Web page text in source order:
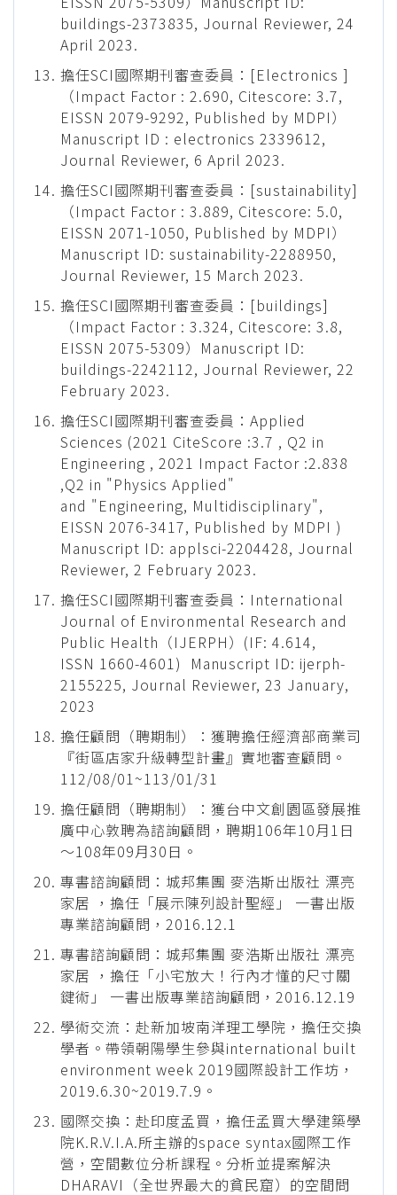
buildings-2373835, Journal Reviewer, 24
April 2023.
擔任SCI國際期刊審查委員：[Electronics ]
（Impact Factor : 2.690, Citescore: 3.7,
EISSN 2079-9292, Published by MDPI）
Manuscript ID : electronics 2339612,
Journal Reviewer, 6 April 2023.
擔任SCI國際期刊審查委員：[sustainability]
（Impact Factor : 3.889, Citescore: 5.0,
EISSN 2071-1050, Published by MDPI）
Manuscript ID: sustainability-2288950,
Journal Reviewer, 15 March 2023.
擔任SCI國際期刊審查委員：[buildings]
（Impact Factor : 3.324, Citescore: 3.8,
EISSN 2075-5309）Manuscript ID:
buildings-2242112, Journal Reviewer, 22
February 2023.
擔任SCI國際期刊審查委員：Applied
Sciences (2021 CiteScore :3.7 , Q2 in
Engineering , 2021 Impact Factor :2.838
,Q2 in "Physics Applied"
and "Engineering, Multidisciplinary",
EISSN 2076-3417, Published by MDPI )
Manuscript ID: applsci-2204428, Journal
Reviewer, 2 February 2023.
擔任SCI國際期刊審查委員：International
Journal of Environmental Research and
Public Health（IJERPH）(IF: 4.614,
ISSN 1660-4601) Manuscript ID: ijerph-
2155225, Journal Reviewer, 23 January,
2023
擔任顧問（聘期制）：獲聘擔任經濟部商業司
『街區店家升級轉型計畫』實地審查顧問。
112/08/01~113/01/31
擔任顧問（聘期制）：獲台中文創園區發展推
廣中心敦聘為諮詢顧問，聘期106年10月1日
～108年09月30日。
專書諮詢顧問：城邦集團 麥浩斯出版社 漂亮
家居 ，擔任「展示陳列設計聖經」 一書出版
專業諮詢顧問，2016.12.1
專書諮詢顧問：城邦集團 麥浩斯出版社 漂亮
家居 ，擔任「小宅放大！行內才懂的尺寸關
鍵術」 一書出版專業諮詢顧問，2016.12.19
學術交流：赴新加坡南洋理工學院，擔任交換
學者。帶領朝陽學生參與international built
environment week 2019國際設計工作坊，
2019.6.30~2019.7.9。
國際交換：赴印度孟買，擔任孟買大學建築學
院K.R.V.I.A.所主辦的space syntax國際工作
營，空間數位分析課程。分析並提案解決
DHARAVI（全世界最大的貧民窟）的空間問